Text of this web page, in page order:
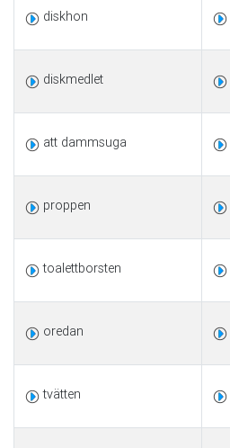
diskhon
diskmedlet
att dammsuga
proppen
toalettborsten
oredan
tvätten